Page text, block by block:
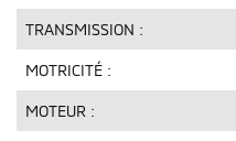
TRANSMISSION :
MOTRICITÉ :
MOTEUR :